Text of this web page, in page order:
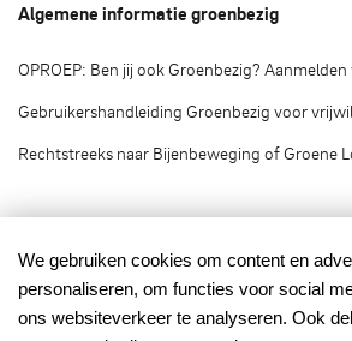
Algemene informatie groenbezig
OPROEP: Ben jij ook Groenbezig?
Gebruikershandleiding Groenbezig voor
Rechtstreeks naar Bijenbeweging of Groene
Groenbezig.nl © 2020
Groenbezig.nl is het vrijwilligersplatform van:
We gebruiken cookies om content en
personaliseren, om functies voor social
ons websiteverkeer te analyseren. Ook